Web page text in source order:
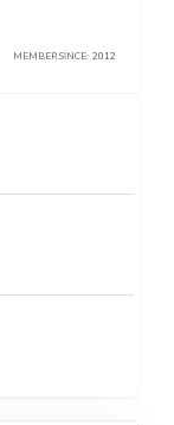
MEMBER SINCE: 2012